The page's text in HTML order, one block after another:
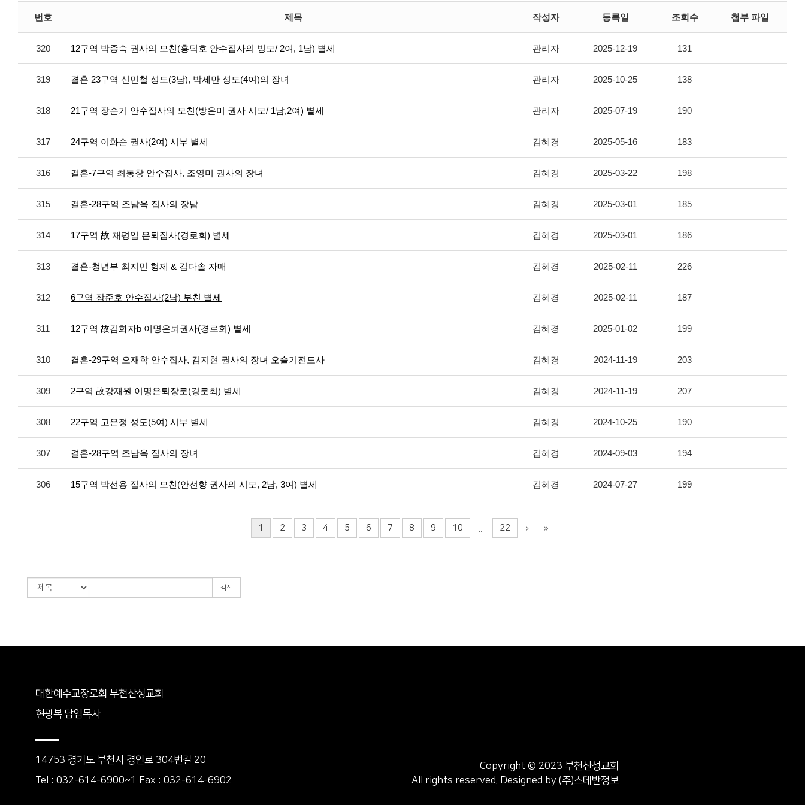
번호 제목 작성자 등록일 조회수 첨부 파일
320 12구역 박종숙 권사의 모친(홍덕호 안수집사의 빙모/ 2여, 1남) 별세 관리자 2025-12-19 131
319 결혼 23구역 신민철 성도(3남), 박세만 성도(4여)의 장녀 관리자 2025-10-25 138
318 21구역 장순기 안수집사의 모친(방은미 권사 시모/ 1남,2여) 별세 관리자 2025-07-19 190
317 24구역 이화순 권사(2여) 시부 별세 김혜경 2025-05-16 183
316 결혼-7구역 최동창 안수집사, 조영미 권사의 장녀 김혜경 2025-03-22 198
315 결혼-28구역 조남옥 집사의 장남 김혜경 2025-03-01 185
314 17구역 故 채평임 은퇴집사(경로회) 별세 김혜경 2025-03-01 186
313 결혼-청년부 최지민 형제 & 김다솔 자매 김혜경 2025-02-11 226
312 6구역 장준호 안수집사(2남) 부친 별세 김혜경 2025-02-11 187
311 12구역 故김화자b 이명은퇴권사(경로회) 별세 김혜경 2025-01-02 199
310 결혼-29구역 오재학 안수집사, 김지현 권사의 장녀 오슬기전도사 김혜경 2024-11-19 203
309 2구역 故강재원 이명은퇴장로(경로회) 별세 김혜경 2024-11-19 207
308 22구역 고은정 성도(5여) 시부 별세 김혜경 2024-10-25 190
307 결혼-28구역 조남옥 집사의 장녀 김혜경 2024-09-03 194
306 15구역 박선용 집사의 모친(안선향 권사의 시모, 2남, 3여) 별세 김혜경 2024-07-27 199
1 2 3 4 5 6 7 8 9 10 22
검색
대한예수교장로회 부천산성교회
현광복 담임목사
14753 경기도 부천시 경인로 304번길 20
Tel : 032-614-6900~1 Fax : 032-614-6902
Copyright © 2023 부천산성교회
All rights reserved. Designed by (주)스데반정보